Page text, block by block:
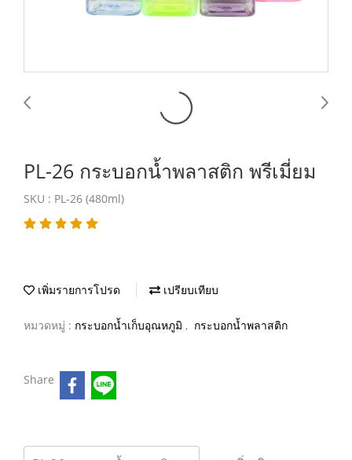
PL-26 กระบอกน้ำพลาสติก พรีเมี่ยม
SKU : PL-26 (480ml)
เพิ่มรายการโปรด เปรียบเทียบ
หมวดหมู่ : กระบอกน้ำเก็บอุณหภูมิ , กระบอกน้ำพลาสติก
Share